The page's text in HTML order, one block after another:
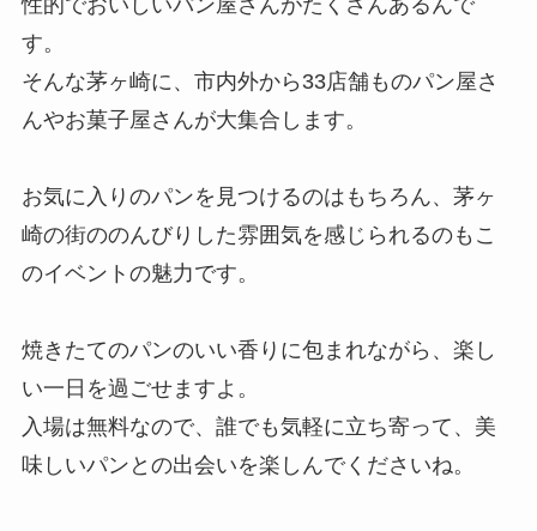
性的でおいしいパン屋さんがたくさんあるんで
す。
そんな茅ヶ崎に、市内外から33店舗ものパン屋さ
んやお菓子屋さんが大集合します。
お気に入りのパンを見つけるのはもちろん、茅ヶ
崎の街ののんびりした雰囲気を感じられるのもこ
のイベントの魅力です。
焼きたてのパンのいい香りに包まれながら、楽し
い一日を過ごせますよ。
入場は無料なので、誰でも気軽に立ち寄って、美
味しいパンとの出会いを楽しんでくださいね。